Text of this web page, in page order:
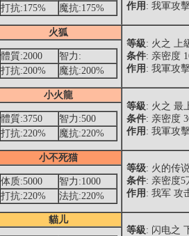
作用 : 我軍攻
打抗:175%
魔抗:175%
火狐
等級: 火之 上
条件: 亲密度
作用 : 我軍攻
體質:2000
智力:
打抗:200%
魔抗:200%
小火龍
等級: 火之 最
条件: 亲密度
作用 : 我軍攻
體質:3750
智力:500
打抗:220%
魔抗:220%
小不死猫
等级: 火的传
条件: 亲密度5
作用 : 我军 攻
体质:5000
智力:1000
打抗:220%
法抗:220%
貓儿
等級: 闪电之